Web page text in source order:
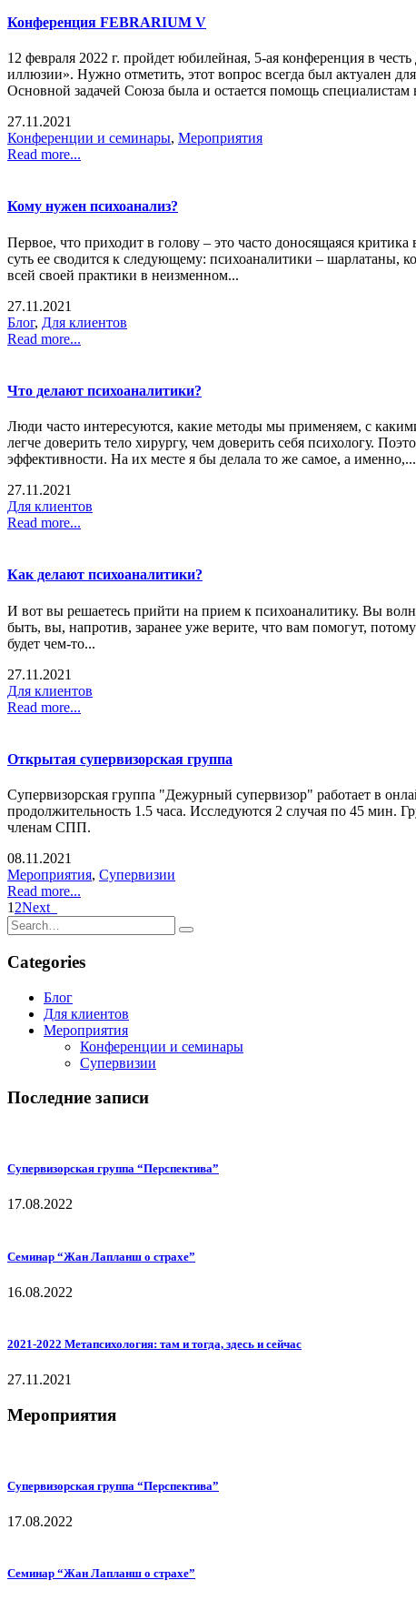
Конференция FEBRARIUM V
12 февраля 2022 г. пройдет юбилейная, 5-ая конференция в
иллюзии». Нужно отметить, этот вопрос всегда был актуален
Основной задачей Союза была и остается помощь специалистам
27.11.2021
Конференции и семинары, Мероприятия
Read more...
Кому нужен психоанализ?
Первое, что приходит в голову – это часто доносящаяся
суть ее сводится к следующему: психоаналитики –
всей своей практики в неизменном...
27.11.2021
Блог, Для клиентов
Read more...
Что делают психоаналитики?
Люди часто интересуются, какие методы мы применяем, с
легче доверить тело хирургу, чем доверить себя психологу.
эффективности. На их месте я бы делала то же самое, а именно,...
27.11.2021
Для клиентов
Read more...
Как делают психоаналитики?
И вот вы решаетесь прийти на прием к психоаналитику. Вы
быть, вы, напротив, заранее уже верите, что вам помогут,
будет чем-то...
27.11.2021
Для клиентов
Read more...
Открытая супервизорская группа
Супервизорская группа "Дежурный супервизор" работает в
продолжительность 1.5 часа. Исследуются 2 случая по 45 мин.
членам СПП.
08.11.2021
Мероприятия, Супервизии
Read more...
1 2Next
Categories
Блог
Для клиентов
Мероприятия
Конференции и семинары
Супервизии
Последние записи
Супервизорская группа “Перспектива”
17.08.2022
Семинар “Жан Лапланш о страхе”
16.08.2022
2021-2022 Метапсихология: там и тогда, здесь и сейчас
27.11.2021
Мероприятия
Супервизорская группа “Перспектива”
17.08.2022
Семинар “Жан Лапланш о страхе”